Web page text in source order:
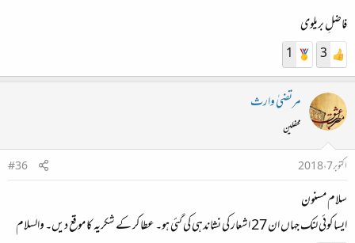
فاضلِ بریلوی​
3
1
مرتضیٰ وارث
محفلین
اکتوبر 7، 2018
#36
سلام مسنون
ایسا کوئی لنک جہاں ان 27 اشعار کی نشاندہی کی گئی ہو۔ عطا کر کے شکریہ کا موقع دیں۔ والسلام